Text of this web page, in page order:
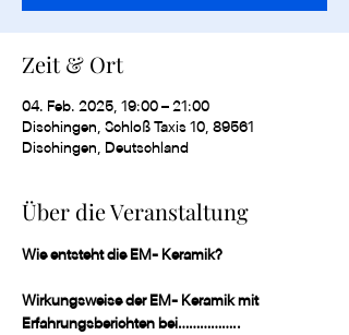
Zeit & Ort
04. Feb. 2025, 19:00 – 21:00
Dischingen, Schloß Taxis 10, 89561
Dischingen, Deutschland
Über die Veranstaltung
Wie entsteht die EM- Keramik?
Wirkungsweise der EM- Keramik mit
Erfahrungsberichten bei……………..